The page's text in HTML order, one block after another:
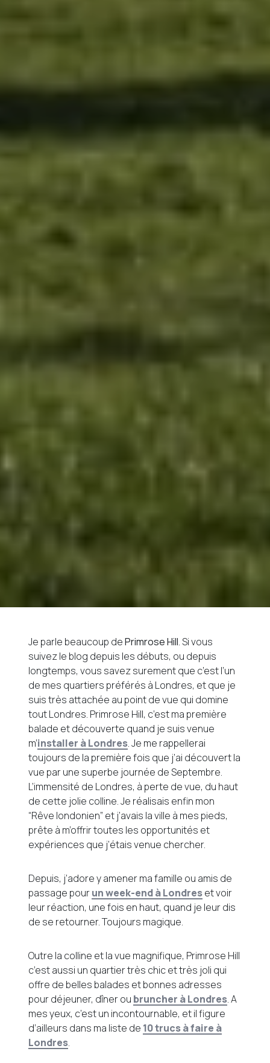
Je parle beaucoup dePrimrose Hill. Si vous
suivez le blog depuis les débuts, ou depuis
longtemps, vous savez surement que c’est l’un
de mes quartiers préférés à Londres, et que je
suis très attachée au point de vue qui domine
tout Londres. Primrose Hill, c’est ma première
balade et découverte quand je suis venue
m’installer à Londres. Je me rappellerai
toujours de la première fois que j’ai découvert la
vue par une superbe journée de Septembre.
L’immensité de Londres, à perte de vue, du haut
de cette jolie colline. Je réalisais enfin mon
“Rêve londonien” et j’avais la ville à mes pieds,
prête à m’offrir toutes les opportunités et
expériences que j’étais venue chercher.
Depuis, j’adore y amener ma famille ou amis de
passage pourun week-end à Londreset voir
leur réaction, une fois en haut, quand je leur dis
de se retourner. Toujours magique.
Outre la colline et la vue magnifique, Primrose Hill
c’est aussi un quartier très chic et très joli qui
offre de belles balades et bonnes adresses
pour déjeuner, dîner ou bruncher à Londres. A
mes yeux, c’est un incontournable, et il figure
d’ailleurs dans ma liste de 10 trucs à faire à
Londres.